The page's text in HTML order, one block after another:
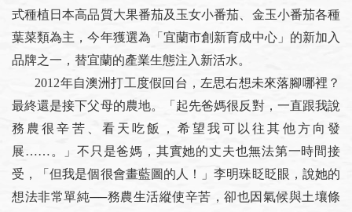
式種植日本高品質大果番茄及玉女小番茄、金玉小番茄各種
葉菜類為主，今年獲選為「宜蘭市創新育成中心」的新加入
品牌之一，替宜蘭的產業生態注入新活水。
2012年自澳洲打工度假回台，左思右想未來落腳哪裡？
最終還是接下父母的農地。「起先爸媽很反對，一直跟我說
務農很辛苦、看天吃飯，希望我可以往其他方向發
展……。」不只是爸媽，其實她的丈夫也無法第一時間接
受，「但我是個很會畫藍圖的人！」李明珠眨眨眼，說她的
想法非常單純──務農生活縱使辛苦，卻也因氣候與土壤條